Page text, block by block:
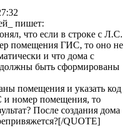
пишет:
что если в строке с Л.С.
помещения ГИС, то оно не
и что дома с
быть сформированы
помещения и указать код
номер помещения, то
После создания дома
QUOTE]